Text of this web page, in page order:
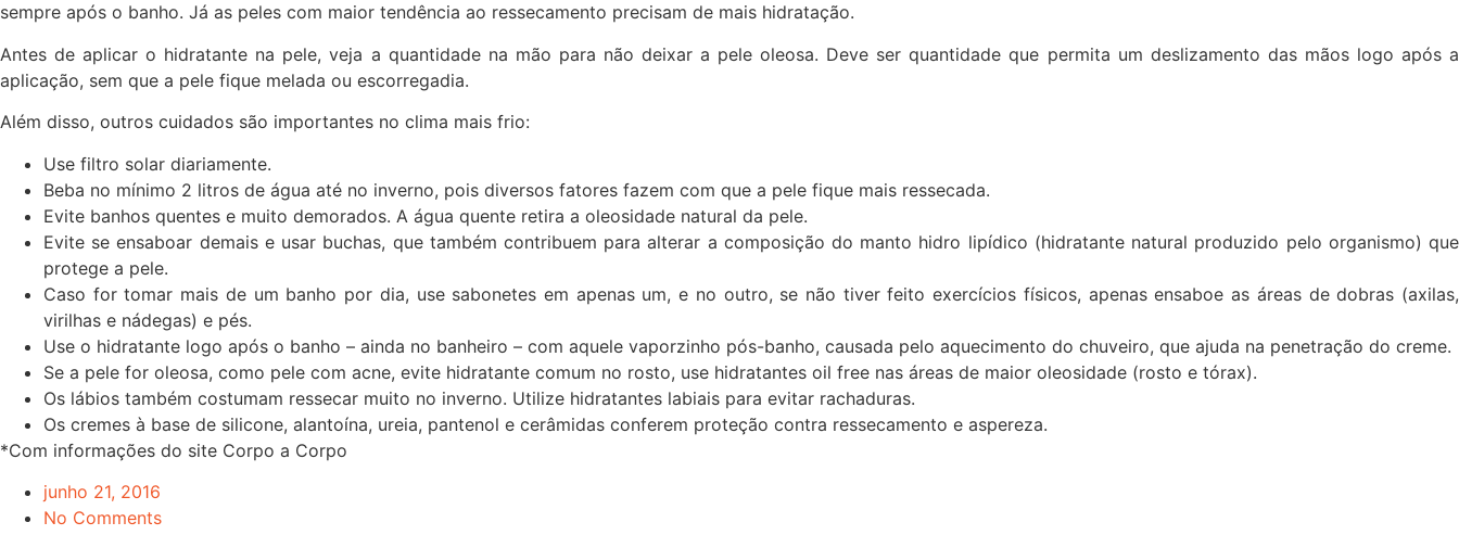
sempre após o banho. Já as peles com maior tendência ao ressecamento precisam de mais hidratação.
Antes de aplicar o hidratante na pele, veja a quantidade na mão para não deixar a pele oleosa. Deve ser quantidade que permita um deslizamento das mãos logo após a
aplicação, sem que a pele fique melada ou escorregadia.
Além disso, outros cuidados são importantes no clima mais frio:
Use filtro solar diariamente.
Beba no mínimo 2 litros de água até no inverno, pois diversos fatores fazem com que a pele fique mais ressecada.
Evite banhos quentes e muito demorados. A água quente retira a oleosidade natural da pele.
Evite se ensaboar demais e usar buchas, que também contribuem para alterar a composição do manto hidro lipídico (hidratante natural produzido pelo organismo) que
protege a pele.
Caso for tomar mais de um banho por dia, use sabonetes em apenas um, e no outro, se não tiver feito exercícios físicos, apenas ensaboe as áreas de dobras (axilas,
virilhas e nádegas) e pés.
Use o hidratante logo após o banho – ainda no banheiro – com aquele vaporzinho pós-banho, causada pelo aquecimento do chuveiro, que ajuda na penetração do creme.
Se a pele for oleosa, como pele com acne, evite hidratante comum no rosto, use hidratantes oil free nas áreas de maior oleosidade (rosto e tórax).
Os lábios também costumam ressecar muito no inverno. Utilize hidratantes labiais para evitar rachaduras.
Os cremes à base de silicone, alantoína, ureia, pantenol e cerâmidas conferem proteção contra ressecamento e aspereza.
*Com informações do site Corpo a Corpo
junho 21, 2016
No Comments